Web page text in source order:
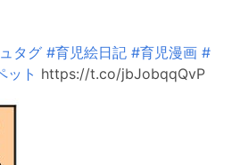
タグ #育児絵日記 #育児漫画 #
ット https://t.co/jbJobqqQvP